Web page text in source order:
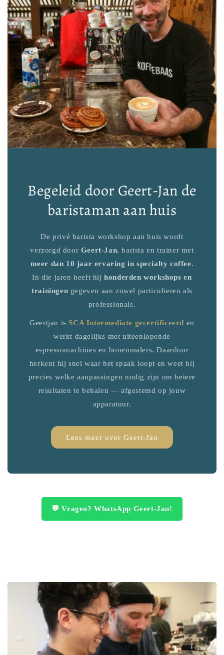
Begeleid door Geert-Jan de
baristaman aan huis
De privé barista workshop aan huis wordt
verzorgd door Geert-Jan, barista en trainer met
meer dan 10 jaar ervaring in specialty coffee.
In die jaren heeft hijhonderden workshops en
trainingen gegeven aan zowel particulieren als
professionals.
Geertjan isSCA Intermediate gecertificeerd en
werkt dagelijks met uiteenlopende
espressomachines en bonenmalers. Daardoor
herkent hij snel waar het spaak loopt en weet hij
precies welke aanpassingen nodig zijn om betere
resultaten te behalen — afgestemd op jouw
apparatuur.
Lees meer over Geert-Jan
💬 Vragen? WhatsApp Geert-Jan!